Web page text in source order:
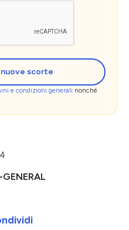
scorte
e condizioni generali nonché